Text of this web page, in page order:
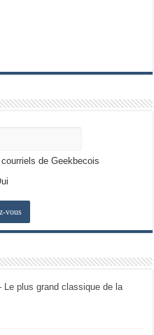
de Geekbecois
Le plus grand classique de la